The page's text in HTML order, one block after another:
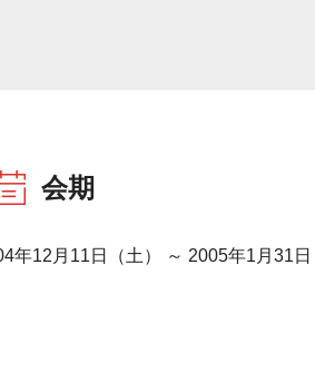
会期
年12月11日（土） ～ 2005年1月31日